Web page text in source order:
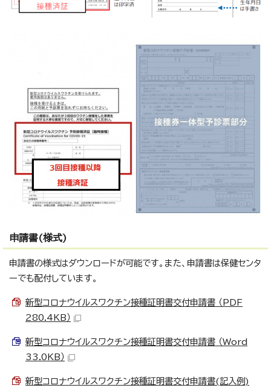
申請書(様式)
申請書の様式はダウンロードが可能です。また、申請書は保健センタ
ーでも配付しています。
新型コロナウイルスワクチン接種証明書交付申請書 （PDF
280.4KB）
新型コロナウイルスワクチン接種証明書交付申請書 （Word
33.0KB）
新型コロナウイルスワクチン接種証明書交付申請書(記入例)